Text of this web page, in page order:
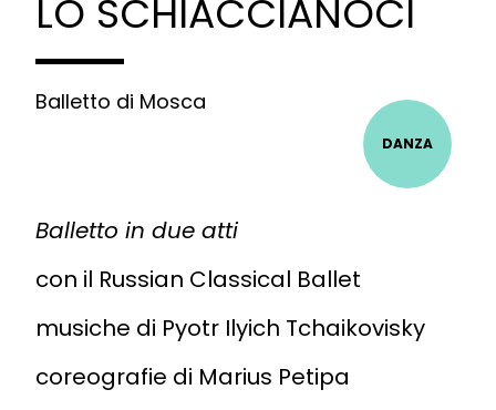
LO SCHIACCIANOCI
Balletto di Mosca
DANZA
Balletto in due atti
con il Russian Classical Ballet
musiche di Pyotr Ilyich Tchaikovisky
coreografie di Marius Petipa